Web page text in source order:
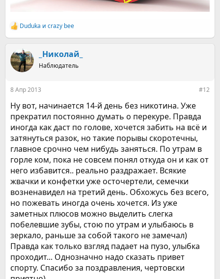
Р
е
к
ц
и
Duduka и crazy bee
_Николай_
Наблюдатель
8 Апр 2013 #12
Ну вот, начинается 14-й день без никотина. Уже
прекратил постоянно думать о перекуре. Правда
иногда как даст по голове, хочется забить на всё и
затянуться разок, но такие порывы скоротечны,
главное срочно чем нибудь заняться. По утрам в
горле ком, пока не совсем понял откуда он и как от
него избавится.. реально раздражает. Всякие
жвачки и конфетки уже осточертели, семечки
возненавидел на третий день. Обхожусь без всего,
но пожевать иногда очень хочется. Из уже
заметных плюсов можно выделить слегка
побелевшие зубы, стою по утрам и улыбаюсь в
зеркало, раньше за собой такого не замечал)
Правда как только взгляд падает на пузо, улыбка
проходит... Однозначно надо сказать привет
спорту. Спасибо за поздравления, чертовски